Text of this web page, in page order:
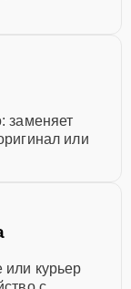
заменяет
или
или курьер